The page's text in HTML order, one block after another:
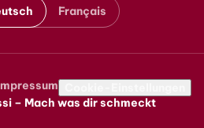
Français
– Mach was dir schmeckt